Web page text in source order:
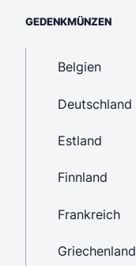
GEDENKMÜNZEN
Belgien
Deutschland
Estland
Finnland
Frankreich
Griechenland